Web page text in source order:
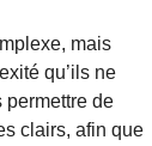
mais
qu’ils ne
permettre de
clairs, afin que